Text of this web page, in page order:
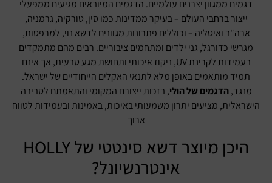
דגמים ממגוון יצרנים עולמיים. הדגמים המיובאים מגיעים ממפעלי
ייצור ברחבי העולם – בעיקר ממדינות כמו סין, טורקיה, גרמניה,
ארה"ב ואיטליה – וכוללים פתרונות מגוונים לדשא נוי, למרפסות,
מגרשי כדורגל, גני ילדים ומתחמים ציבוריים. רבים מהם מתמקדים
בעמידות לקרינת UV, ניקוז איכותי ותחושת מגע טבעית, אך אינם
תמיד מותאמים באופן מלא לתנאי האקלים הייחודיים של ישראל.
מנגד,הדגמים של הולי, בזכות ייצורם המקומי והתאמתם לסביבה
הישראלית, מציעים יתרון משמעותי באיכות, באמינות ובעמידות לטווח
ארוך
היכן מיוצר דשא סינטטי של HOLLY
אינטרנשיונל?